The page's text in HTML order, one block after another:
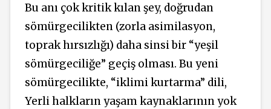
Bu anı çok kritik kılan şey, doğrudan
sömürgecilikten (zorla asimilasyon,
toprak hırsızlığı) daha sinsi bir “yeşil
sömürgeciliğe” geçiş olması. Bu yeni
sömürgecilikte, “iklimi kurtarma” dili,
Yerli halkların yaşam kaynaklarının yok